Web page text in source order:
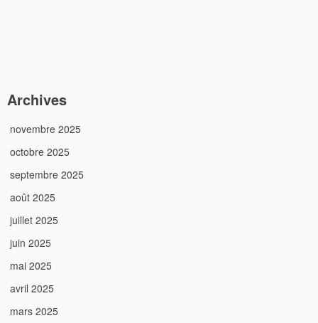
Archives
novembre 2025
octobre 2025
septembre 2025
août 2025
juillet 2025
juin 2025
mai 2025
avril 2025
mars 2025